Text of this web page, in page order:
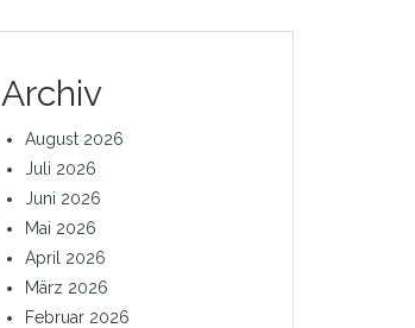
Archiv
August 2026
Juli 2026
Juni 2026
Mai 2026
April 2026
März 2026
Februar 2026